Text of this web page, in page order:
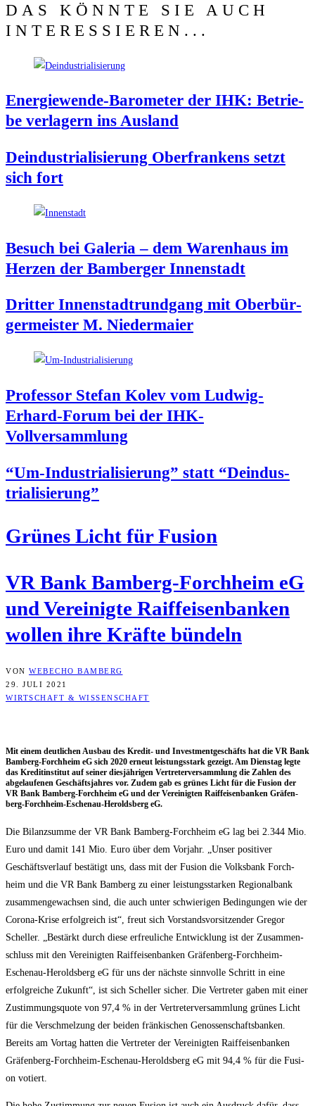
DAS KÖNNTE SIE AUCH
INTERESSIEREN...
Ener­gie­wen­de-Baro­me­ter der IHK: Betrie­
be ver­la­gern ins Ausland
Deindus­tria­li­sie­rung Ober­fran­kens setzt
sich fort
Besuch bei Gale­ria – dem Waren­haus im
Her­zen der Bam­ber­ger Innenstadt
Drit­ter Innen­stadt­rund­gang mit Ober­bür­
ger­meis­ter M. Niedermaier
Pro­fes­sor Ste­fan Kolev vom Lud­wig-
Erhard-Forum bei der IHK-
Vollversammlung
“Um-Indus­tria­li­sie­rung” statt “Deindus­
tria­li­sie­rung”
Grü­nes Licht für Fusion
VR Bank Bam­berg-Forch­heim eG
und Ver­ei­nig­te Raiff­ei­sen­ban­ken
wol­len ihre Kräf­te bündeln
VON WEBECHO BAMBERG
29. JULI 2021
WIRTSCHAFT & WISSENSCHAFT
Mit einem deut­li­chen Aus­bau des Kre­dit- und Invest­ment­ge­schäfts hat die VR Bank
Bam­berg-Forch­heim eG sich 2020 erneut leis­tungs­stark gezeigt. Am Diens­tag leg­te
das Kre­dit­in­sti­tut auf sei­ner dies­jäh­ri­gen Ver­tre­ter­ver­samm­lung die Zah­len des
abge­lau­fe­nen Geschäfts­jah­res vor. Zudem gab es grü­nes Licht für die Fusi­on der
VR Bank Bam­berg-Forch­heim eG und der Ver­ei­nig­ten Raiff­ei­sen­ban­ken Grä­fen­
berg-Forch­heim-Eschen­au-Herolds­berg eG.
Die Bilanz­sum­me der VR Bank Bam­berg-Forch­heim eG lag bei 2.344 Mio.
Euro und damit 141 Mio. Euro über dem Vor­jahr. „Unser posi­ti­ver
Geschäfts­ver­lauf bestä­tigt uns, dass mit der Fusi­on die Volks­bank Forch­
heim und die VR Bank Bam­berg zu einer leis­tungs­star­ken Regio­nal­bank
zusam­men­ge­wach­sen sind, die auch unter schwie­ri­gen Bedin­gun­gen wie der
Coro­na-Kri­se erfolg­reich ist“, freut sich Vor­stands­vor­sit­zen­der Gre­gor
Schel­ler. „Bestärkt durch die­se erfreu­li­che Ent­wick­lung ist der Zusam­men­
schluss mit den Ver­ei­nig­ten Raiff­ei­sen­ban­ken Grä­fen­berg-Forch­heim-
Eschen­au-Herolds­berg eG für uns der nächs­te sinn­vol­le Schritt in eine
erfolg­rei­che Zukunft“, ist sich Schel­ler sicher. Die Ver­tre­ter gaben mit einer
Zustim­mungs­quo­te von 97,4 % in der Ver­tre­ter­ver­samm­lung grü­nes Licht
für die Ver­schmel­zung der bei­den frän­ki­schen Genos­sen­schafts­ban­ken.
Bereits am Vor­tag hat­ten die Ver­tre­ter der Ver­ei­nig­ten Raiff­ei­sen­ban­ken
Grä­fen­berg-Forch­heim-Eschen­au-Herolds­berg eG mit 94,4 % für die Fusi­
on votiert.